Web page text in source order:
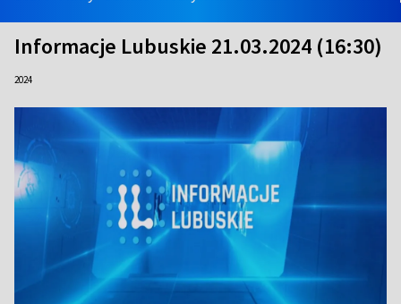
Informacje Lubuskie 21.03.2024 (16:30)
2024